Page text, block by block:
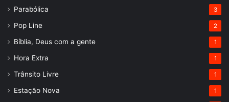
Parabólica 3
Pop Line 2
Bíblia, Deus com a gente 1
Hora Extra 1
Trânsito Livre 1
Estação Nova 1